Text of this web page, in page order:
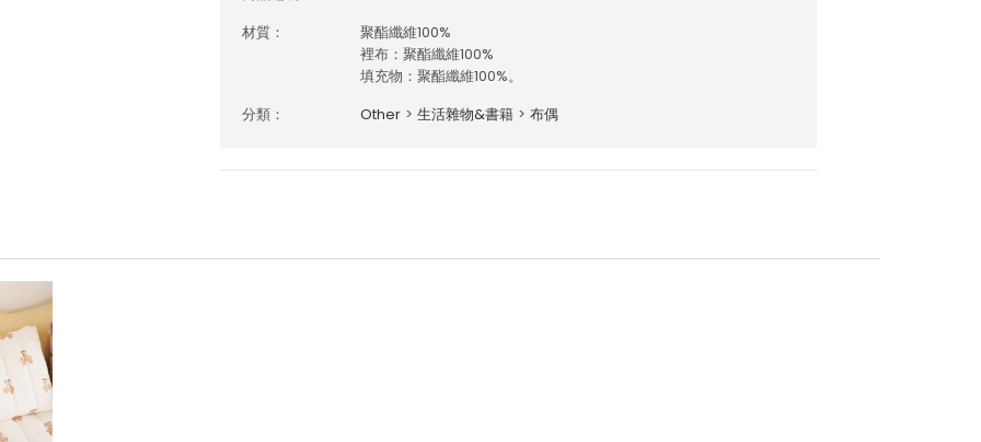
材質：
聚酯纖維100%
裡布：聚酯纖維100%
填充物：聚酯纖維100%。
分類：
Other > 生活雜物&書籍 > 布偶